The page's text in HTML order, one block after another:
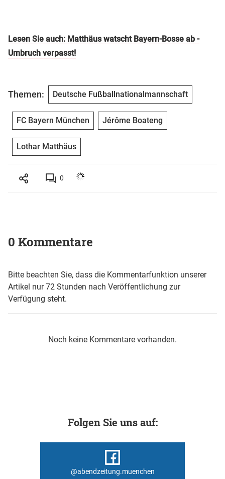
Lesen Sie auch: Matthäus watscht Bayern-Bosse ab -
Umbruch verpasst!
Themen: Deutsche Fußballnationalmannschaft
FC Bayern München Jérôme Boateng
Lothar Matthäus
0
0 Kommentare
Bitte beachten Sie, dass die Kommentarfunktion unserer
Artikel nur 72 Stunden nach Veröffentlichung zur
Verfügung steht.
Noch keine Kommentare vorhanden.
Folgen Sie uns auf:
@abendzeitung.muenchen